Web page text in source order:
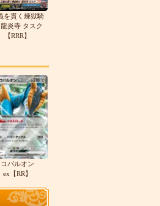
を貫く煉獄騎
炎寺 タスク
【RRR】
コバルオン
ex【RR】